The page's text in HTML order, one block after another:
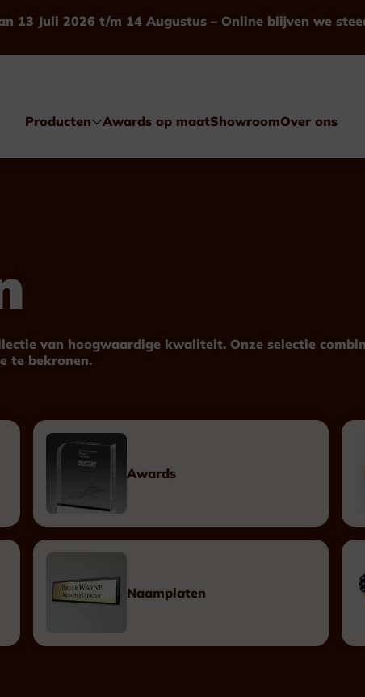
13 Juli 2026 t/m 14 Augustus – Online blijven we
Producten
Glas & Kristal
Plexiglas
Metaal
Kunststof
Plaketten
Tombstones
Naamplaten
Awards op maatShowroomOver ons
van hoogwaardige kwaliteit. Onze selectie
te bekronen.
Awards
Naamplaten